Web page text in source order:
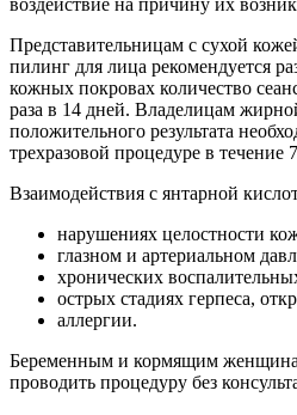
Представительницам с сухой
пилинг для лица рекомендуется
кожных покровах количество
раза в 14 дней. Владелицам
положительного результата
трехразовой процедуре в течение
Взаимодействия с янтарной
нарушениях целостности
глазном и артериальном
хронических
острых стадиях герпеса,
аллергии.
Беременным и кормящим
проводить процедуру без